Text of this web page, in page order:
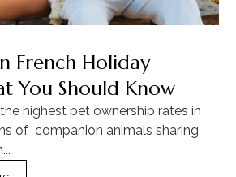
French Holiday
You Should Know
highest pet ownership rates in
of companion animals sharing